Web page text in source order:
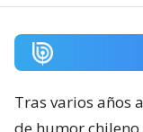
Tras varios años